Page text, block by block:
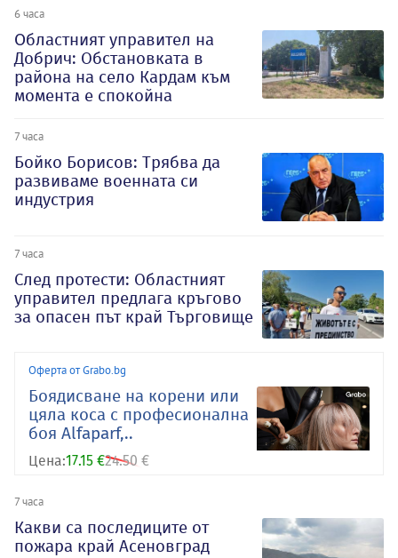
6 часа
Oбластният управител на
Добрич: Обстановката в
района на село Кардам към
момента е спокойна
7 часа
Бойко Борисов: Трябва да
развиваме военната си
индустрия
7 часа
След протести: Областният
управител предлага кръгово
за опасен път край Търговище
Оферта от Grabo.bg
Боядисване на корени или
цяла коса с професионална
боя Alfaparf,..
Цена:17.15 €24.50 €
7 часа
Какви са последиците от
пожара край Асеновград